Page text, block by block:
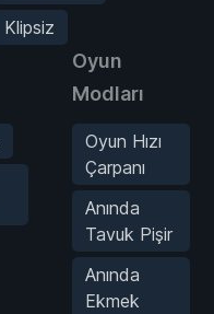
Klipsiz
Oyun
Modları
Oyun Hızı
Çarpanı
Anında
Tavuk Pişir
Anında
Ekmek